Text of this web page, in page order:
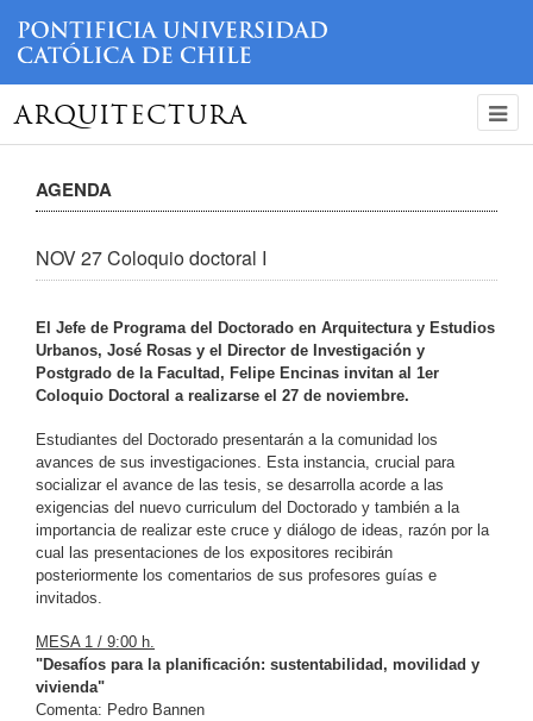
ARQUITECTURA
AGENDA
NOV 27 Coloquio doctoral I
El Jefe de Programa del Doctorado en Arquitectura y Estudios
Urbanos, José Rosas y el Director de Investigación y
Postgrado de la Facultad, Felipe Encinas invitan al 1er
Coloquio Doctoral a realizarse el 27 de noviembre.
Estudiantes del Doctorado presentarán a la comunidad los
avances de sus investigaciones. Esta instancia, crucial para
socializar el avance de las tesis, se desarrolla acorde a las
exigencias del nuevo curriculum del Doctorado y también a la
importancia de realizar este cruce y diálogo de ideas, razón por la
cual las presentaciones de los expositores recibirán
posteriormente los comentarios de sus profesores guías e
invitados.
MESA 1 / 9:00 h.
"Desafíos para la planificación: sustentabilidad, movilidad y
vivienda"
Comenta: Pedro Bannen